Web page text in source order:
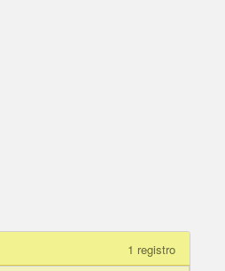
1 registro